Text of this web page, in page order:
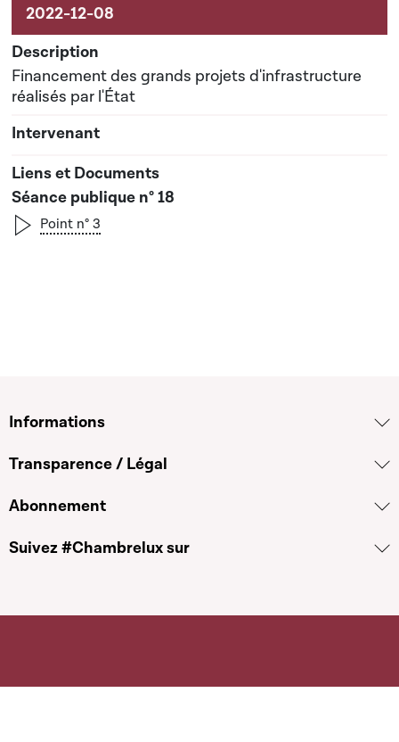
Financement des grands projets d'infrastructure
réalisés par l'État
Séance publique n° 18
Point n° 3
Informations
Transparence / Légal
Abonnement
Suivez #Chambrelux sur